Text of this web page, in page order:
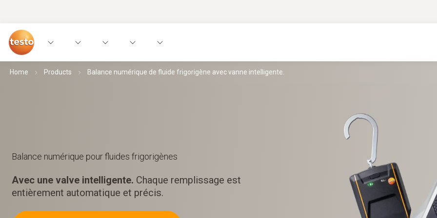
Home Products Balance numérique de fluide frigorigène avec vanne intelligente.
Balance numérique pour fluides frigorigènes
Avec une valve intelligente. Chaque remplissage est
entièrement automatique et précis.